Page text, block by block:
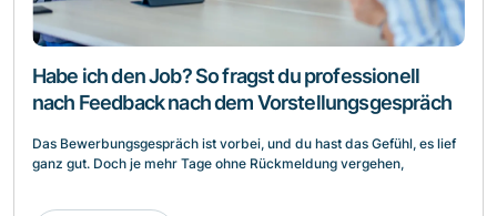
Habe ich den Job? So fragst du professionell
nach Feedback nach dem Vorstellungsgespräch
Das Bewerbungsgespräch ist vorbei, und du hast das Gefühl, es lief
ganz gut. Doch je mehr Tage ohne Rückmeldung vergehen,